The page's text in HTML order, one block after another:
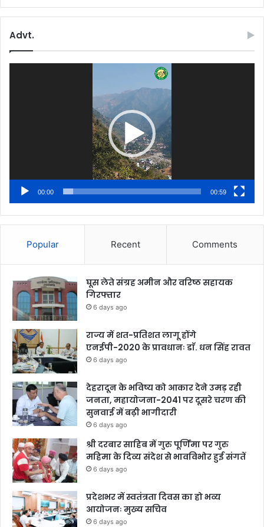
Advt.
00:00 00:59
Popular Recent Comments
घूस लेते संग्रह अमीन और वरिष्ठ सहायक
गिरफ्तार
6 days ago
राज्य में शत-प्रतिशत लागू होंगे
एनईपी-2020 के प्रावधानः डाॅ. धन सिंह रावत
6 days ago
देहरादून के भविष्य को आकार देने उमड़ रही
जनता, महायोजना-2041 पर दूसरे चरण की
सुनवाई में बढ़ी भागीदारी
6 days ago
श्री दरबार साहिब में गुरु पूर्णिमा पर गुरु
महिमा के दिव्य संदेश से भावविभोर हुई संगतें
6 days ago
प्रदेशभर में स्वतंत्रता दिवस का हो भव्य
आयोजनः मुख्य सचिव
6 days ago